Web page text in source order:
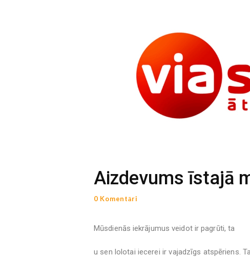
Aizdevums īstajā
0 Komentāri
Mūsdienās iekrājumus veidot ir pagrūti, ta
u sen lolotai iecerei ir vajadzīgs atspēriens.